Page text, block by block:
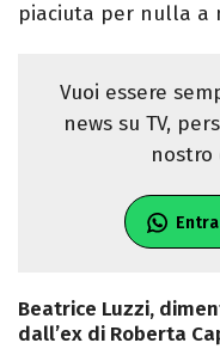
piaciuta per nulla a
Vuoi essere
news su TV,
nostro
Beatrice Luzzi,
dall’ex di Roberta